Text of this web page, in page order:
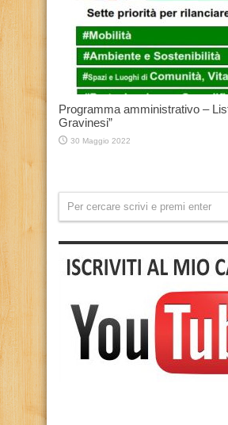
Programma amministrativo –
Gravinesi”
30 Maggio 2022